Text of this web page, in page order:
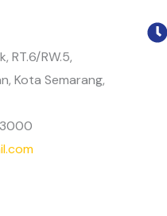
RT.6/RW.5,
Kota Semarang,